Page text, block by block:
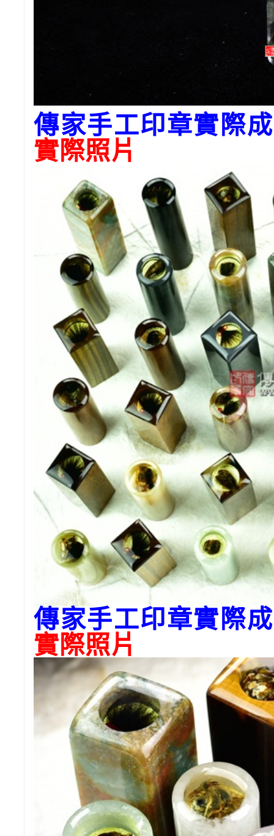
傳家手工印章實際
實際照片
傳家手工印章實際
實際照片